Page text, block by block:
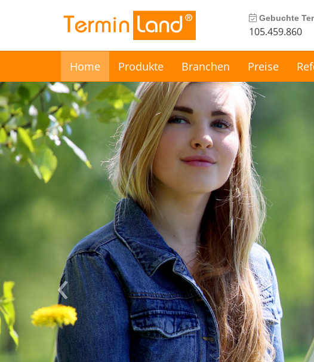
Termin Land ® Gebuchte
105.459.861
Home Produkte Branchen Preise
Terminland
Unsere
Angebot